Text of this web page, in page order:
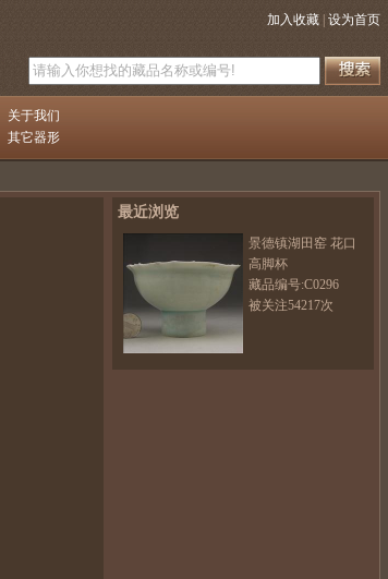
加入收藏 设为首页
关于我们
其它器形
最近浏览
景德镇湖田窑 花口
高脚杯
藏品编号:C0296
被关注54217次